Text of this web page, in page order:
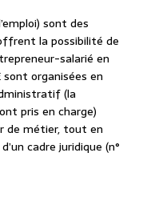
sont des
la possibilité de
salarié en
sont organisées en
(la
pris en charge)
de métier, tout en
cadre juridique (n°